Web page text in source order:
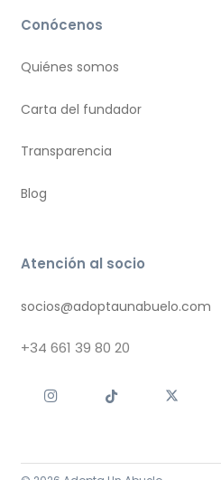
Conócenos
Quiénes somos
Carta del fundador
Transparencia
Blog
Atención al socio
socios@adoptaunabuelo.com
+34 661 39 80 20